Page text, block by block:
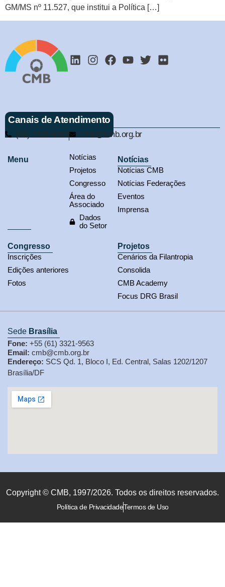
GM/MS nº 11.527, que institui a Política […]
Canais de Atendimento
(61) 3321-9563 cmb@cmb.org.br
Menu
Notícias
Projetos
Congresso
Área do
Associado
Dados
do Setor
Notícias
Notícias CMB
Notícias Federações
Eventos
Imprensa
Congresso
Inscrições
Edições anteriores
Fotos
Projetos
Cenários da Filantropia
Consolida
CMB Academy
Focus DRG Brasil
Sede Brasília
Fone: +55 (61) 3321-9563
Email: cmb@cmb.org.br
Endereço: SCS Qd. 1, Bloco I, Ed. Central, Salas 1202/1207
Brasília/DF
Copyright © CMB, 1997/2026. Todos os direitos reservados.
Política de PrivacidadeTermos de Uso